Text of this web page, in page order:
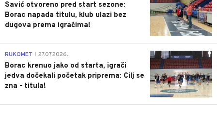
Savić otvoreno pred start sezone:
Borac napada titulu, klub ulazi bez
dugova prema igračima!
0
RUKOMET 27.07.2026.
Borac krenuo jako od starta, igrači
jedva dočekali početak priprema: Cilj se
zna - titula!